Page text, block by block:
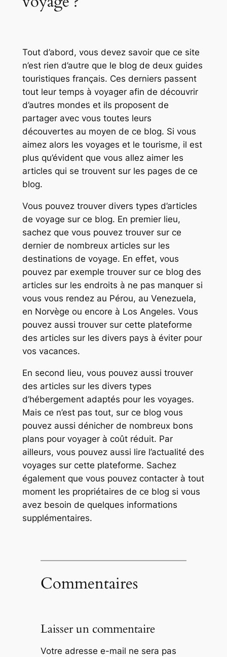
Tout d’abord, vous devez savoir que ce site
n’est rien d’autre que le blog de deux guides
touristiques français. Ces derniers passent
tout leur temps à voyager afin de découvrir
d’autres mondes et ils proposent de
partager avec vous toutes leurs
découvertes au moyen de ce blog. Si vous
aimez alors les voyages et le tourisme, il est
plus qu’évident que vous allez aimer les
articles qui se trouvent sur les pages de ce
blog.
Vous pouvez trouver divers types d’articles
de voyage sur ce blog. En premier lieu,
sachez que vous pouvez trouver sur ce
dernier de nombreux articles sur les
destinations de voyage. En effet, vous
pouvez par exemple trouver sur ce blog des
articles sur les endroits à ne pas manquer si
vous vous rendez au Pérou, au Venezuela,
en Norvège ou encore à Los Angeles. Vous
pouvez aussi trouver sur cette plateforme
des articles sur les divers pays à éviter pour
vos vacances.
En second lieu, vous pouvez aussi trouver
des articles sur les divers types
d’hébergement adaptés pour les voyages.
Mais ce n’est pas tout, sur ce blog vous
pouvez aussi dénicher de nombreux bons
plans pour voyager à coût réduit. Par
ailleurs, vous pouvez aussi lire l’actualité des
voyages sur cette plateforme. Sachez
également que vous pouvez contacter à tout
moment les propriétaires de ce blog si vous
avez besoin de quelques informations
supplémentaires.
Commentaires
Laisser un commentaire
Votre adresse e-mail ne sera pas